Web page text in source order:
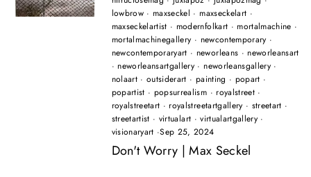
lowbrow · maxseckel · maxseckelart ·
maxseckelartist · modernfolkart · mortalmachine ·
mortalmachinegallery · newcontemporary ·
newcontemporaryart · neworleans · neworleansart
· neworleansartgallery · neworleansgallery·
nolaart ·outsiderart · painting · popart ·
popartist · popsurrealism · royalstreet·
royalstreetart · royalstreetartgallery · streetart ·
streetartist · virtualart ·virtualartgallery ·
visionaryart ·Sep 25, 2024
Don't Worry | Max Seckel